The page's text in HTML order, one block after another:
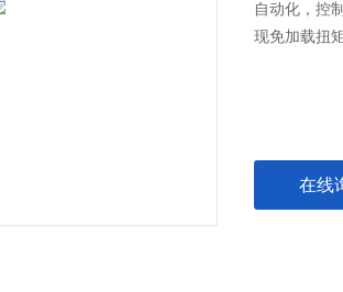
自动化，控
现免加载扭
在线